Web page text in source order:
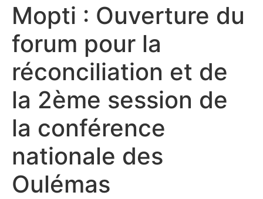
Mopti : Ouverture du
forum pour la
réconciliation et de
la 2ème session de
la conférence
nationale des
Oulémas